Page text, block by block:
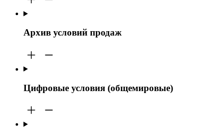
Архив условий продаж
Цифровые условия (общемировые)